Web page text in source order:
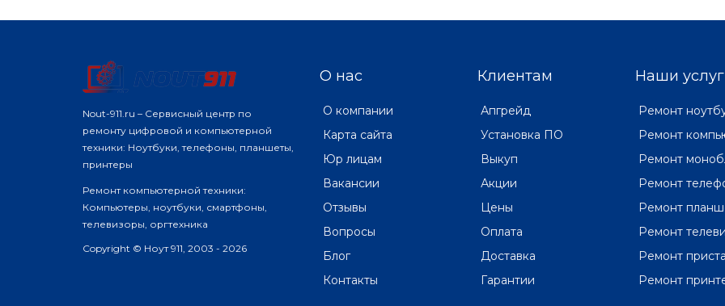
Nout-911.ru – Сервисный центр по
ремонту цифровой и компьютерной
техники: Ноутбуки, телефоны, планшеты,
принтеры
Ремонт компьютерной техники:
Компьютеры, ноутбуки, смартфоны,
телевизоры, оргтехника
Copyright © Ноут 911, 2003 - 2026
О нас
О компании
Карта сайта
Юр лицам
Вакансии
Отзывы
Вопросы
Блог
Контакты
Клиентам
Апгрейд
Установка ПО
Выкуп
Акции
Цены
Оплата
Доставка
Гарантии
Наши
Ремонт
Ремонт
Ремонт
Ремонт
Ремонт
Ремонт
Ремонт
Ремонт